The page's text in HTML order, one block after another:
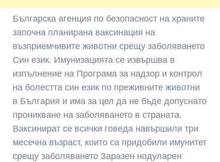
Българска агенция по безопасност на храните
започна планирана ваксинация на
възприемчивите животни срещу заболяването
Син език. Имунизацията се извършва в
изпълнение на Програма за надзор и контрол
на болестта син език по преживните животни
в България и има за цел да не бъде допуснато
проникване на заболяването в страната.
Ваксинират се всички говеда навършили три
месечна възраст, които са придобили имунитет
срещу заболяването Заразен нодуларен